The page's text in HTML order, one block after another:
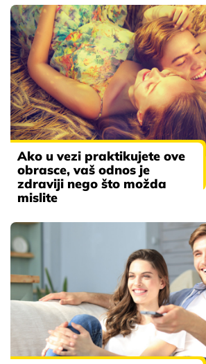
Ako u vezi praktikujete ove
obrasce, vaš odnos je
zdraviji nego što možda
mislite